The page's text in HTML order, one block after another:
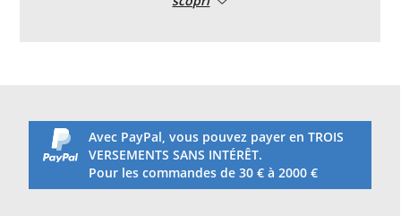
porte sur mesure - choisissez entre mt. 1h30 ou m.
Avec PayPal, vous pouvez payer en TROIS
VERSEMENTS SANS INTÉRÊT.
Pour les commandes de 30 € à 2000 €